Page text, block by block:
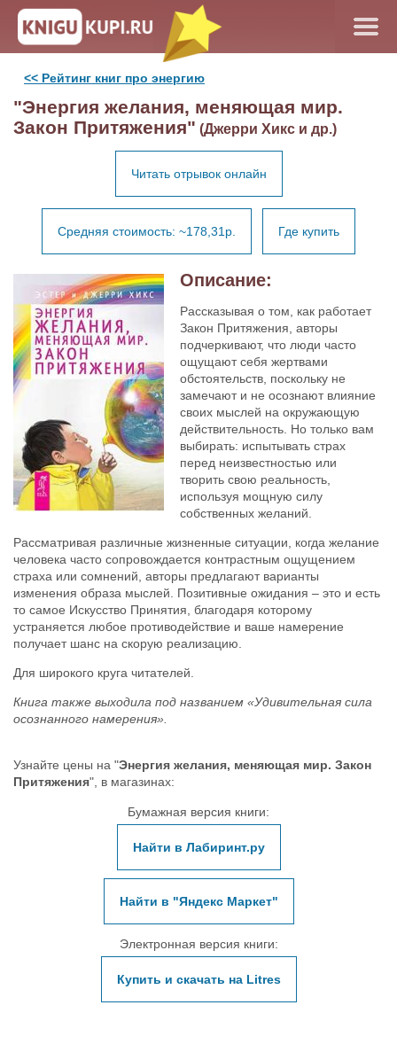
<< Рейтинг книг про энергию
"Энергия желания, меняющая мир.
Закон Притяжения" (Джерри Хикс и др.)
Читать отрывок онлайн
Средняя стоимость: ~178,31р. Где купить
Описание:
Рассказывая о том, как работает
Закон Притяжения, авторы
подчеркивают, что люди часто
ощущают себя жертвами
обстоятельств, поскольку не
замечают и не осознают влияние
своих мыслей на окружающую
действительность. Но только вам
выбирать: испытывать страх
перед неизвестностью или
творить свою реальность,
используя мощную силу
собственных желаний.
Рассматривая различные жизненные ситуации, когда желание
человека часто сопровождается контрастным ощущением
страха или сомнений, авторы предлагают варианты
изменения образа мыслей. Позитивные ожидания – это и есть
то самое Искусство Принятия, благодаря которому
устраняется любое противодействие и ваше намерение
получает шанс на скорую реализацию.
Для широкого круга читателей.
Книга также выходила под названием «Удивительная сила
осознанного намерения».
Узнайте цены на "Энергия желания, меняющая мир. Закон
Притяжения", в магазинах:
Бумажная версия книги:
Найти в Лабиринт.ру
Найти в "Яндекс Маркет"
Электронная версия книги:
Купить и скачать на Litres